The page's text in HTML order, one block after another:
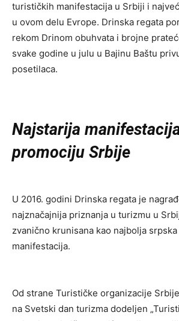
turističkih manifestacija u Srbiji i
u ovom delu Evrope. Drinska regata
rekom Drinom obuhvata i brojne
svake godine u julu u Bajinu Baštu
posetilaca.
Najstarija
promociju Srbije
U 2016. godini Drinska regata je
najznačajnija priznanja u turizmu u
zvanično krunisana kao najbolja
manifestacija.
Od strane Turističke organizacije
na Svetski dan turizma dodeljen